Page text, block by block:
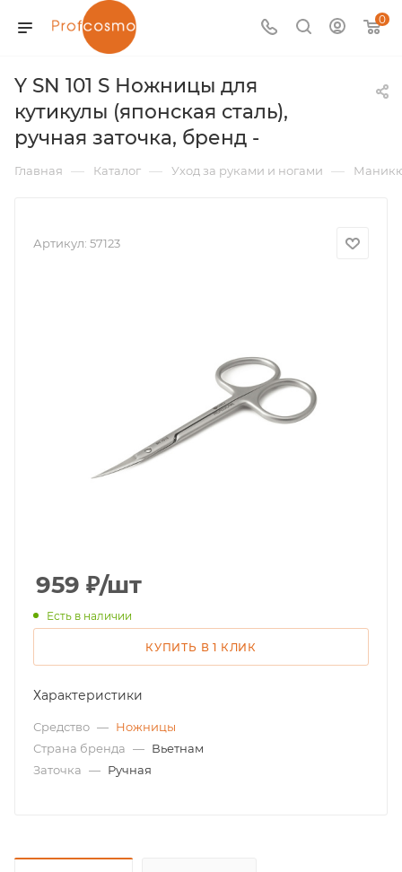
0
Y SN 101 S Ножницы для
кутикулы (японская сталь),
ручная заточка, бренд -
Главная — Каталог — Уход за руками и ногами —
Артикул: 57123
959 ₽/шт
Есть в наличии
КУПИТЬ В 1 КЛИК
Характеристики
Средство — Ножницы
Страна бренда — Вьетнам
Заточка — Ручная